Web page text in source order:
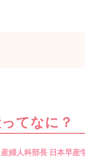
てなに？
婦人科部長 日本早産